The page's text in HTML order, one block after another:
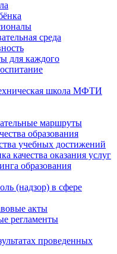
среда
для каждого
школа МФТИ
маршруты
образования
учебных достижений
качества оказания услуг
образования
(надзор) в сфере
акты
регламенты
проведенных